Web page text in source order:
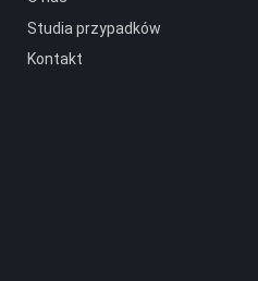
Studia przypadków
Kontakt